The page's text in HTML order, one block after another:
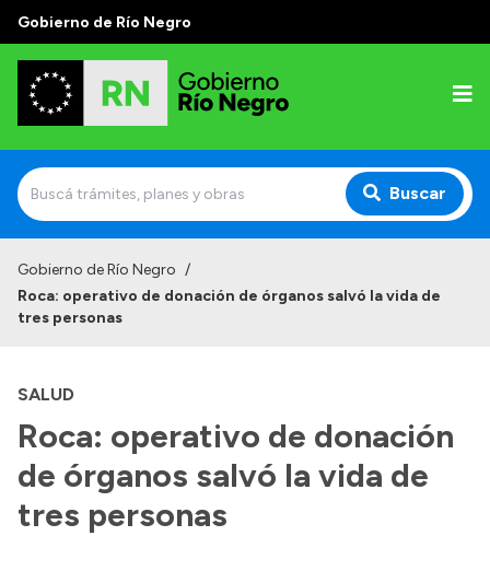
Gobierno de Río Negro
Buscar
Autoridades
Autoridades y Organismos
Discursos en la Legislatura
Casa de Gobierno
Acerca de Río Negro
Gobierno de Río Negro /
Roca: operativo de donación de órganos salvó la vida de
tres personas
SALUD
Roca: operativo de donación
de órganos salvó la vida de
tres personas